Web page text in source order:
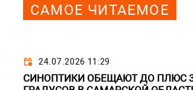
САМОЕ ЧИТАЕМОЕ
24.07.2026 11:29
СИНОПТИКИ ОБЕЩАЮТ ДО ПЛЮС